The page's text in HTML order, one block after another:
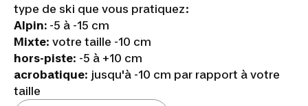
type de ski que vous pratiquez:
Alpin: -5 à -15 cm
Mixte: votre taille -10 cm
hors-piste: -5 à +10 cm
acrobatique: jusqu'à -10 cm par rapport à votre
taille